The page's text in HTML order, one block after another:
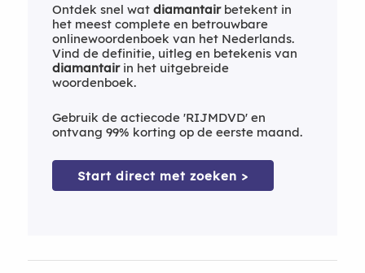
Ontdek snel wat diamantairbetekent in
het meest complete en betrouwbare
onlinewoordenboek van het Nederlands.
Vind de definitie, uitleg en betekenis van
diamantairin het uitgebreide
woordenboek.
Gebruik de actiecode 'RIJMDVD' en
ontvang 99% korting op de eerste maand.
Start direct met zoeken >